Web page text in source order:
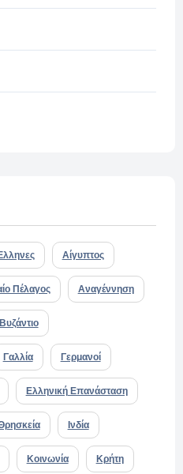
Αίγυπτος
Πέλαγος Αναγέννηση
Βυζάντιο
Γαλλία Γερμανοί
Ελληνική Επανάσταση
Ινδία
Κοινωνία Κρήτη